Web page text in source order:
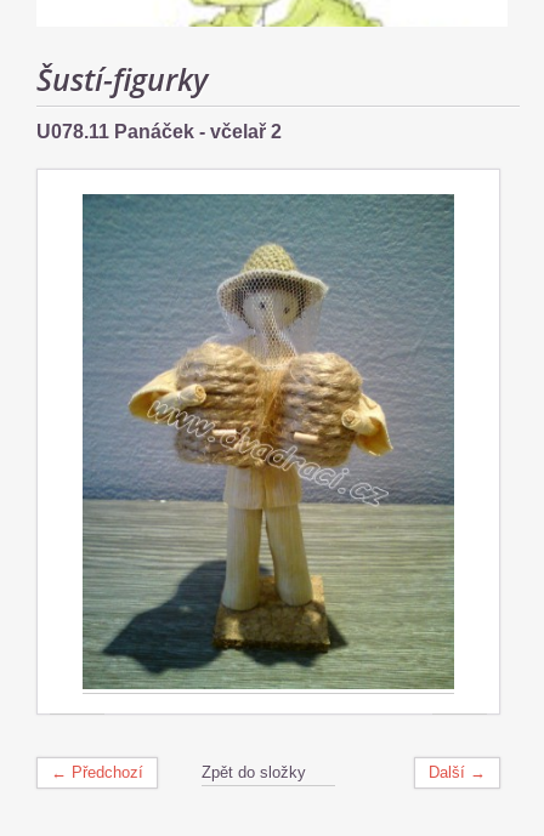
Šustí-figurky
U078.11 Panáček - včelař 2
← Předchozí Další →
Zpět do složky